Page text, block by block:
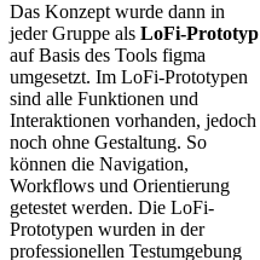
Das Konzept wurde dann in
jeder Gruppe als LoFi-Prototyp
auf Basis des Tools figma
umgesetzt. Im LoFi-Prototypen
sind alle Funktionen und
Interaktionen vorhanden, jedoch
noch ohne Gestaltung. So
können die Navigation,
Workflows und Orientierung
getestet werden. Die LoFi-
Prototypen wurden in der
professionellen Testumgebung